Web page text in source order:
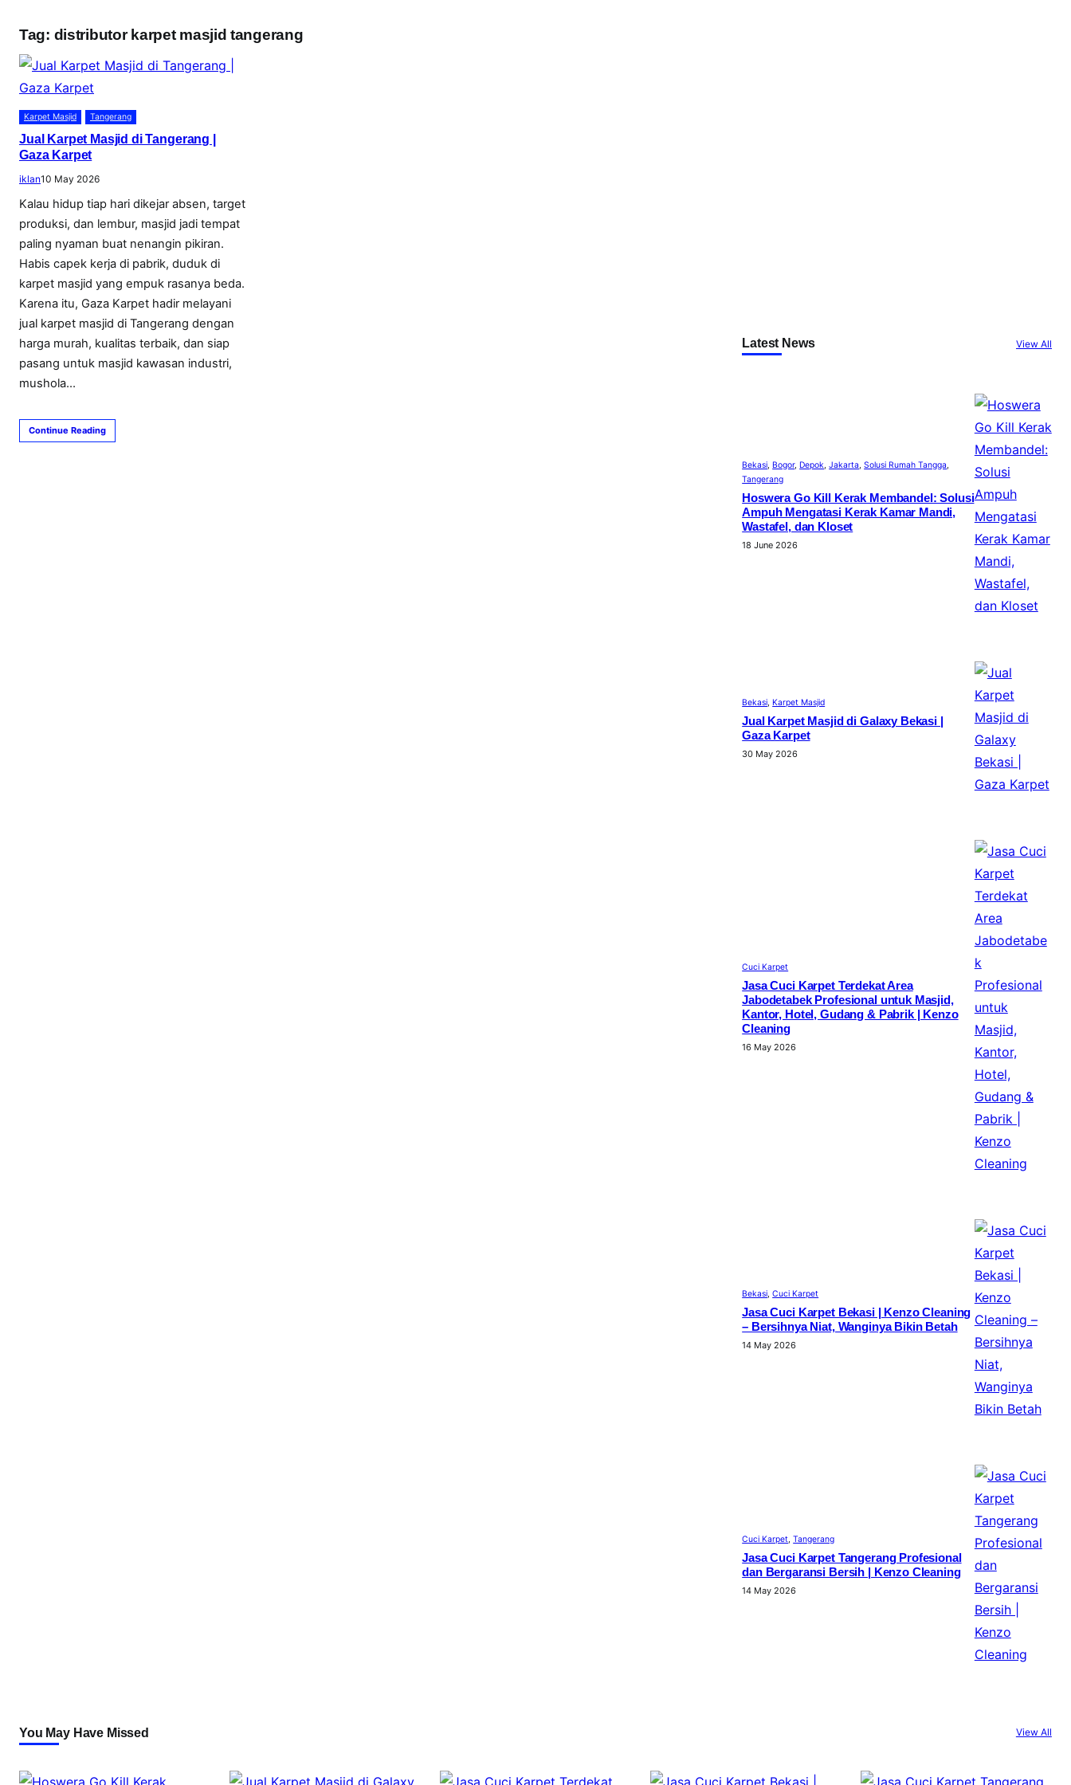
Tag: distributor karpet masjid tangerang
Karpet Masjid Tangerang
Jual Karpet Masjid di Tangerang |
Gaza Karpet
iklan10 May 2026
Kalau hidup tiap hari dikejar absen, target
produksi, dan lembur, masjid jadi tempat
paling nyaman buat nenangin pikiran.
Habis capek kerja di pabrik, duduk di
karpet masjid yang empuk rasanya beda.
Karena itu, Gaza Karpet hadir melayani
jual karpet masjid di Tangerang dengan
harga murah, kualitas terbaik, dan siap
pasang untuk masjid kawasan industri,
mushola…
Continue Reading
Latest News View All
Bekasi, Bogor, Depok, Jakarta, Solusi Rumah Tangga
Tangerang
Hoswera Go Kill Kerak Membandel: Solusi
Ampuh Mengatasi Kerak Kamar Mandi,
Wastafel, dan Kloset
18 June 2026
Bekasi, Karpet Masjid
Jual Karpet Masjid di Galaxy Bekasi |
Gaza Karpet
30 May 2026
Cuci Karpet
Jasa Cuci Karpet Terdekat Area
Jabodetabek Profesional untuk Masjid,
Kantor, Hotel, Gudang & Pabrik | Kenzo
Cleaning
16 May 2026
Bekasi, Cuci Karpet
Jasa Cuci Karpet Bekasi | Kenzo Cleaning
– Bersihnya Niat, Wanginya Bikin Betah
14 May 2026
Cuci Karpet, Tangerang
Jasa Cuci Karpet Tangerang Profesional
dan Bergaransi Bersih | Kenzo Cleaning
14 May 2026
You May Have Missed View All